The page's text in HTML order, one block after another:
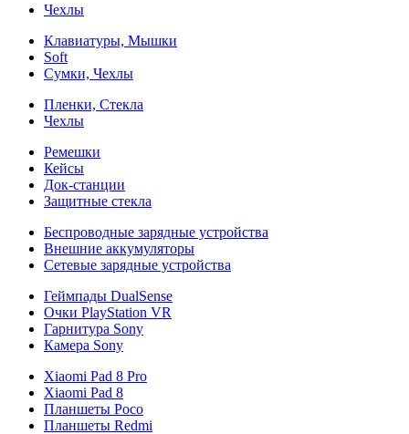
Чехлы
Клавиатуры, Мышки
Soft
Сумки, Чехлы
Пленки, Стекла
Чехлы
Ремешки
Кейсы
Док-станции
Защитные стекла
Беспроводные зарядные устройства
Внешние аккумуляторы
Сетевые зарядные устройства
Геймпады DualSense
Очки PlayStation VR
Гарнитура Sony
Камера Sony
Xiaomi Pad 8 Pro
Xiaomi Pad 8
Планшеты Poco
Планшеты Redmi